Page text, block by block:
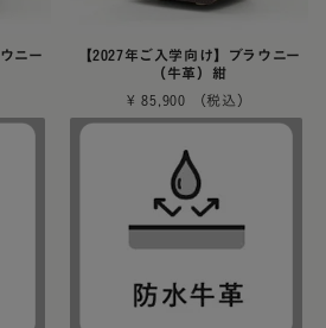
ニー
【2027年ご入学向け】ブラウニー
（牛革）紺
¥ 85,900